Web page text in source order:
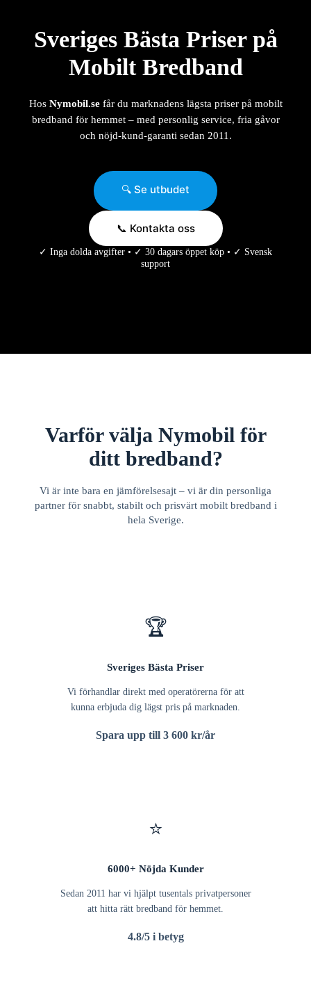
Sveriges Bästa Priser på
Mobilt Bredband
Hos Nymobil.sefår du marknadens lägsta priser på mobilt
bredband för hemmet – med personlig service, fria gåvor
och nöjd-kund-garanti sedan 2011.
🔍 Se utbudet
📞 Kontakta oss
✓ Inga dolda avgifter • ✓ 30 dagars öppet köp • ✓ Svensk
support
Varför välja Nymobil för
ditt bredband?
Vi är inte bara en jämförelsesajt – vi är din personliga
partner för snabbt, stabilt och prisvärt mobilt bredband i
hela Sverige.
🏆
Sveriges Bästa Priser
Vi förhandlar direkt med operatörerna för att
kunna erbjuda dig lägst pris på marknaden.
Spara upp till 3 600 kr/år
⭐
6000+ Nöjda Kunder
Sedan 2011 har vi hjälpt tusentals privatpersoner
att hitta rätt bredband för hemmet.
4.8/5 i betyg